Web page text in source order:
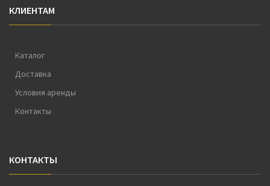
КЛИЕНТАМ
Каталог
Доставка
Условия аренды
Контакты
КОНТАКТЫ